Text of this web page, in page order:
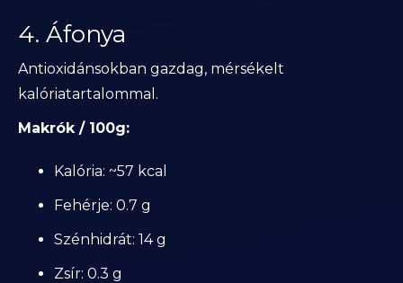
4. Áfonya
Antioxidánsokban gazdag, mérsékelt
kalóriatartalommal.
Makrók / 100g:
Kalória: ~57 kcal
Fehérje: 0.7 g
Szénhidrát: 14 g
Zsír: 0.3 g